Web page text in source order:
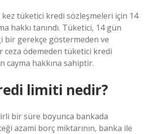
tüketici kredi sözleşmeleri için 14
hakkı tanındı. Tüketici, 14 gün
bir gerekçe göstermeden ve
ceza ödemeden tüketici kredi
cayma hakkına sahiptir.
limiti nedir?
bir süre boyunca bankada
azami borç miktarının, banka ile